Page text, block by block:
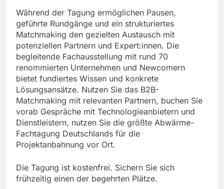
Während der Tagung ermöglichen Pausen,
geführte Rundgänge und ein strukturiertes
Matchmaking den gezielten Austausch mit
potenziellen Partnern und Expert:innen. Die
begleitende Fachausstellung mit rund 70
renommierten Unternehmen und Newcomern
bietet fundiertes Wissen und konkrete
Lösungsansätze. Nutzen Sie das B2B-
Matchmaking mit relevanten Partnern, buchen Sie
vorab Gespräche mit Technologieanbietern und
Dienstleistern, nutzen Sie die größte Abwärme-
Fachtagung Deutschlands für die
Projektanbahnung vor Ort.
Die Tagung ist kostenfrei. Sichern Sie sich
frühzeitig einen der begehrten Plätze.